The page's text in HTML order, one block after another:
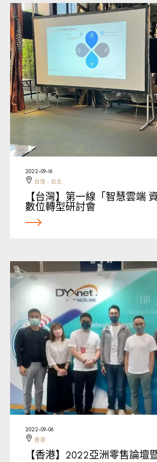
2022-09-16
台灣 - 台北
【台灣】第一線「智慧雲端
數位轉型研討會
2022-09-06
香港
【香港】2022亞洲零售論壇